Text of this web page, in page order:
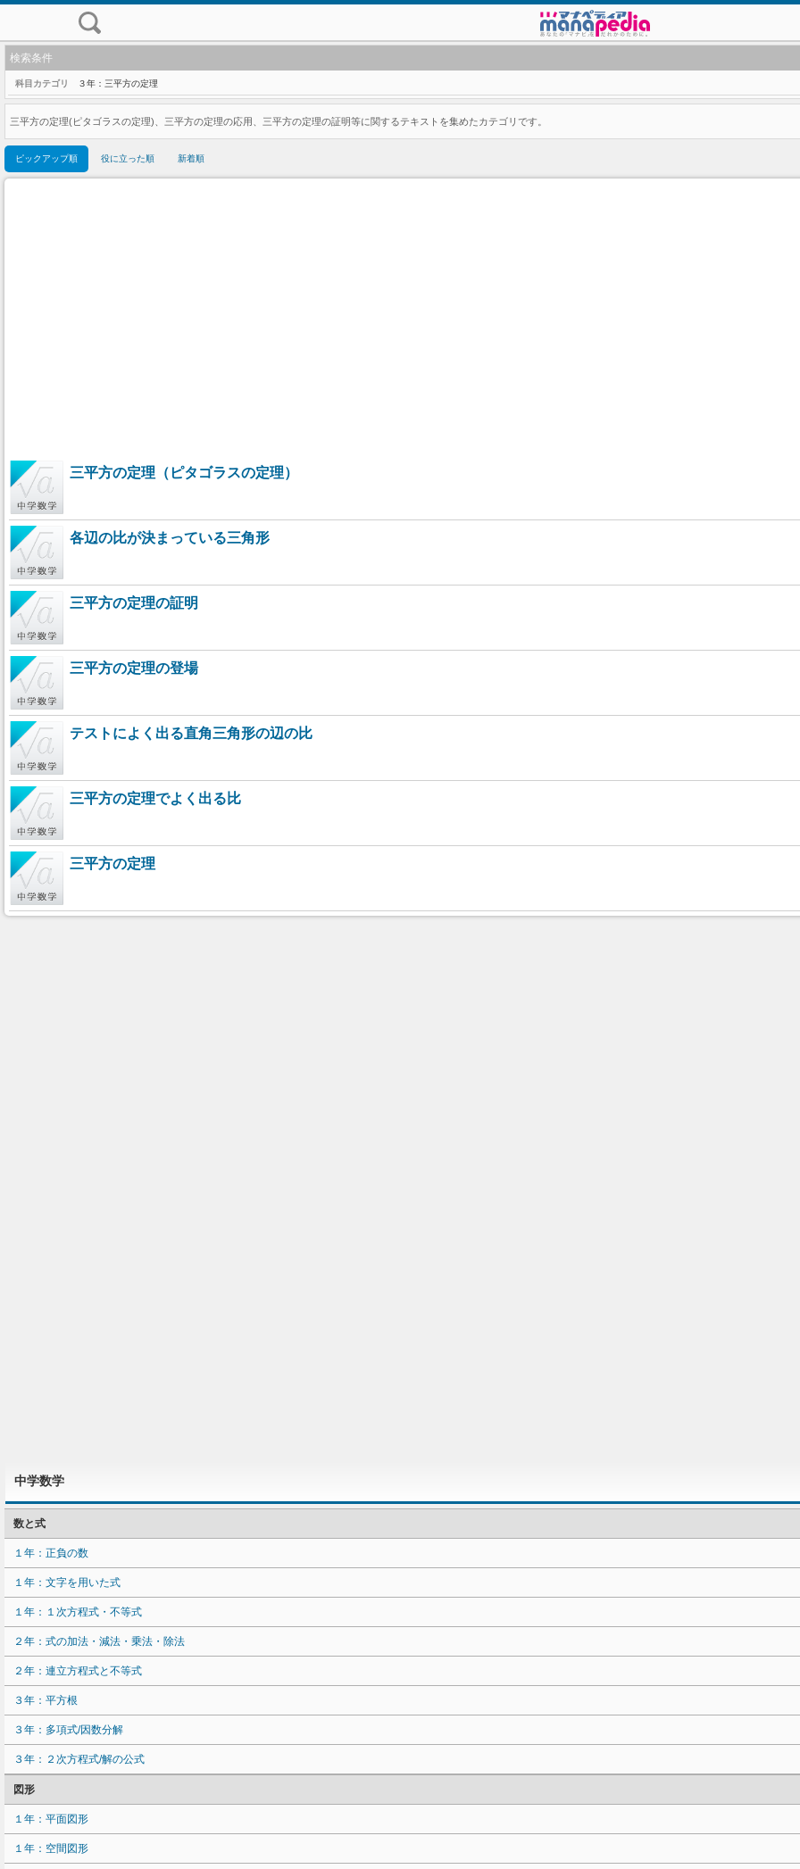
検索条件
科目カテゴリ ３年：三平方の定理
三平方の定理(ピタゴラスの定理)、三平方の定理の応用、三平方の定理の証明等に関するテキストを集めたカテゴリです。
ピックアップ順 役に立った順 新着順
三平方の定理（ピタゴラスの定理）
各辺の比が決まっている三角形
三平方の定理の証明
三平方の定理の登場
テストによく出る直角三角形の辺の比
三平方の定理でよく出る比
三平方の定理
中学数学
数と式
１年：正負の数
１年：文字を用いた式
１年：１次方程式・不等式
２年：式の加法・減法・乗法・除法
２年：連立方程式と不等式
３年：平方根
３年：多項式/因数分解
３年：２次方程式/解の公式
図形
１年：平面図形
１年：空間図形